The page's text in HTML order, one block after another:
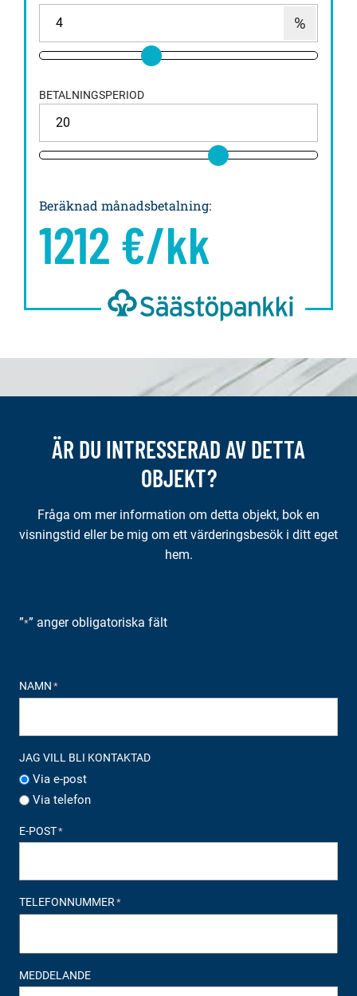
BETALNINGSPERIOD
Beräknad månadsbetalning:
1212 €/kk
ÄR DU INTRESSERAD AV DETTA
OBJEKT?
Fråga om mer information om detta objekt, bok en
visningstid eller be mig om ett värderingsbesök i ditt eget
hem.
”*” anger obligatoriska fält
NAMN *
JAG VILL BLI KONTAKTAD
Via e-post
Via telefon
E-POST*
TELEFONNUMMER*
MEDDELANDE